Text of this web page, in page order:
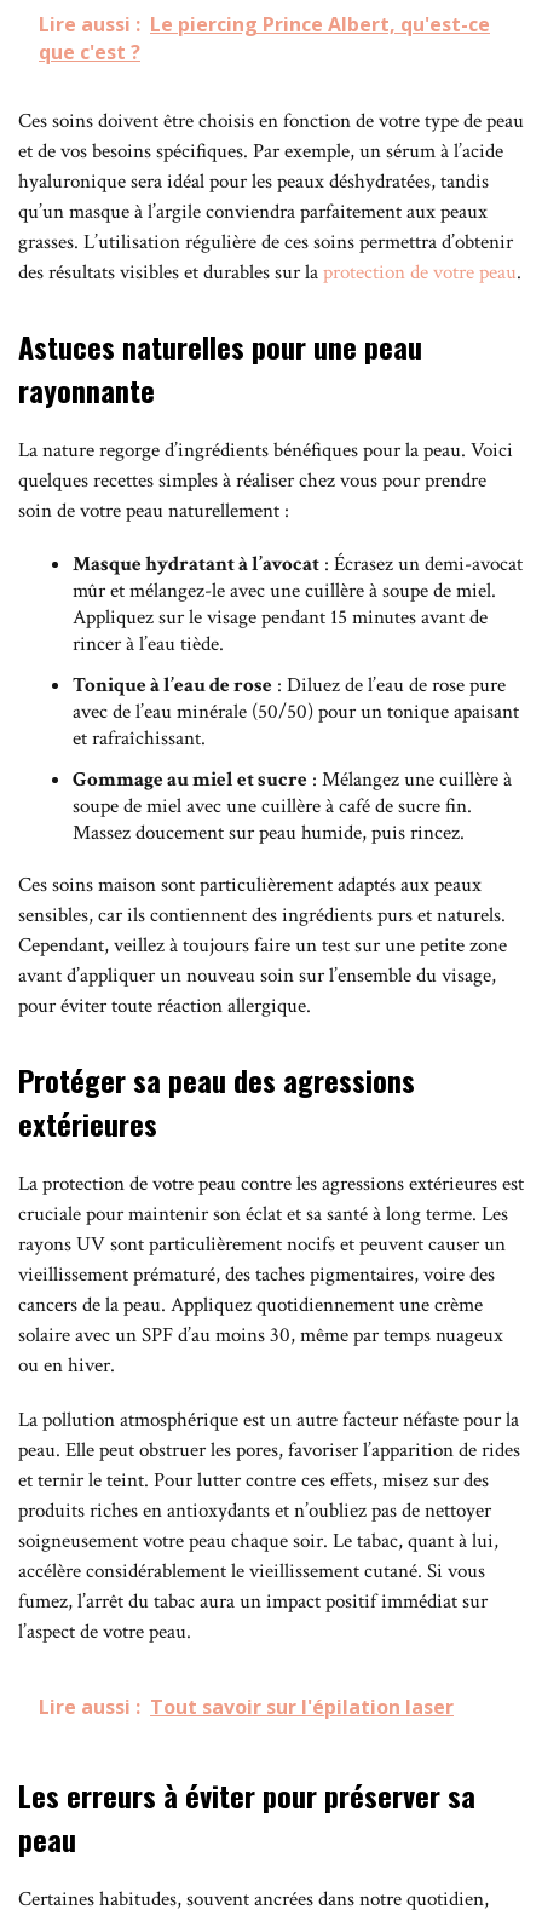
Lire aussi : Le piercing Prince Albert, qu'est-ce
que c'est ?
Ces soins doivent être choisis en fonction de votre type de peau
et de vos besoins spécifiques. Par exemple, un sérum à l’acide
hyaluronique sera idéal pour les peaux déshydratées, tandis
qu’un masque à l’argile conviendra parfaitement aux peaux
grasses. L’utilisation régulière de ces soins permettra d’obtenir
des résultats visibles et durables sur laprotection de votre peau.
Astuces naturelles pour une peau
rayonnante
La nature regorge d’ingrédients bénéfiques pour la peau. Voici
quelques recettes simples à réaliser chez vous pour prendre
soin de votre peau naturellement :
Masque hydratant à l’avocat : Écrasez un demi-avocat
mûr et mélangez-le avec une cuillère à soupe de miel.
Appliquez sur le visage pendant 15 minutes avant de
rincer à l’eau tiède.
Tonique à l’eau de rose : Diluez de l’eau de rose pure
avec de l’eau minérale (50/50) pour un tonique apaisant
et rafraîchissant.
Gommage au miel et sucre : Mélangez une cuillère à
soupe de miel avec une cuillère à café de sucre fin.
Massez doucement sur peau humide, puis rincez.
Ces soins maison sont particulièrement adaptés aux peaux
sensibles, car ils contiennent des ingrédients purs et naturels.
Cependant, veillez à toujours faire un test sur une petite zone
avant d’appliquer un nouveau soin sur l’ensemble du visage,
pour éviter toute réaction allergique.
Protéger sa peau des agressions
extérieures
La protection de votre peau contre les agressions extérieures est
cruciale pour maintenir son éclat et sa santé à long terme. Les
rayons UV sont particulièrement nocifs et peuvent causer un
vieillissement prématuré, des taches pigmentaires, voire des
cancers de la peau. Appliquez quotidiennement une crème
solaire avec un SPF d’au moins 30, même par temps nuageux
ou en hiver.
La pollution atmosphérique est un autre facteur néfaste pour la
peau. Elle peut obstruer les pores, favoriser l’apparition de rides
et ternir le teint. Pour lutter contre ces effets, misez sur des
produits riches en antioxydants et n’oubliez pas de nettoyer
soigneusement votre peau chaque soir. Le tabac, quant à lui,
accélère considérablement le vieillissement cutané. Si vous
fumez, l’arrêt du tabac aura un impact positif immédiat sur
l’aspect de votre peau.
Lire aussi : Tout savoir sur l'épilation laser
Les erreurs à éviter pour préserver sa
peau
Certaines habitudes, souvent ancrées dans notre quotidien,